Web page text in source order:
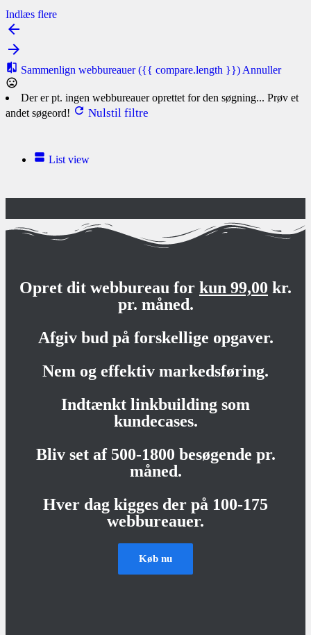
Indlæs flere
Sammenlign webbureauer({{ compare.length }}) Annuller
Der er pt. ingen webbureauer oprettet for den søgning... Prøv et
andet søgeord!
Nulstil filtre
List view
Opret dit webbureau for kun 99,00 kr.
pr. måned.
Afgiv bud på forskellige opgaver.
Nem og effektiv markedsføring.
Indtænkt linkbuilding som
kundecases.
Bliv set af 500-1800 besøgende pr.
måned.
Hver dag kigges der på 100-175
webbureauer.
Køb nu